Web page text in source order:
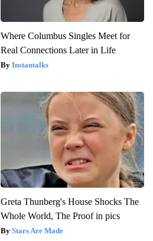
Where Columbus Singles Meet for
Real Connections Later in Life
Instantalks
Greta Thunberg's House Shocks The
Whole World, The Proof in pics
Stars Are Made